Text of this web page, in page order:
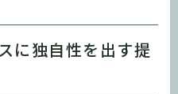
に独自性を出す提